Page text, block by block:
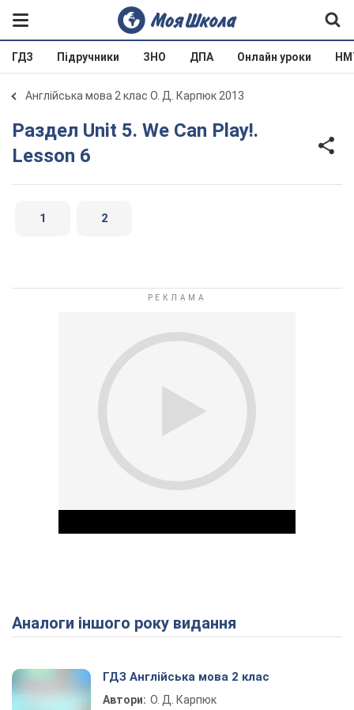
ГДЗ Підручники ЗНО ДПА Онлайн уроки
Англійська мова 2 клас О. Д. Карпюк 2013
Раздел Unit 5. We Can Play!.
Lesson 6
1 2
Play Video
Аналоги іншого року видання
ГДЗ Англійська мова 2 клас
Автори: О. Д. Карпюк